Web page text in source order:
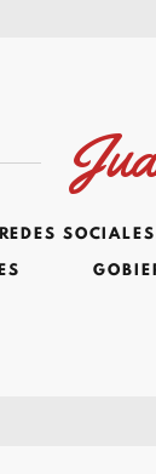
REDES SOCIALES